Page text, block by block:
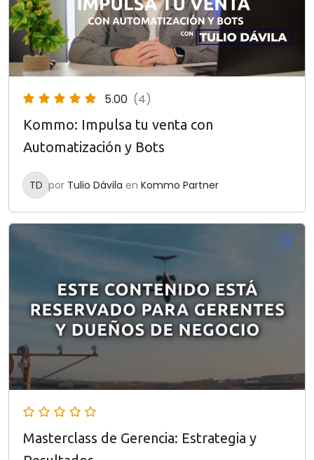
5.00 (4)
Kommo: Impulsa tu venta con
Automatización y Bots
TD por Tulio Dávila en Kommo Partner
Masterclass de Gerencia: Estrategia y